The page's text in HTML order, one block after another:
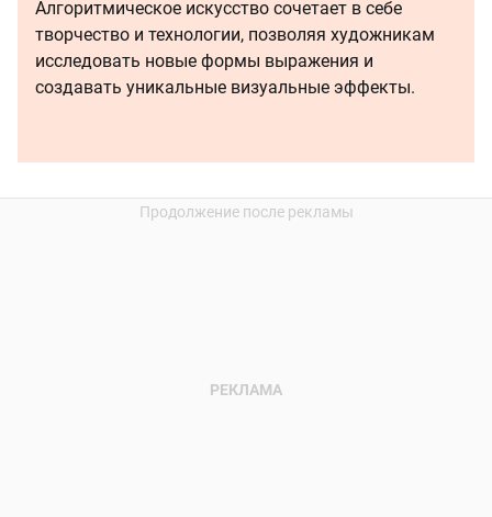
Алгоритмическое искусство сочетает в себе
творчество и технологии, позволяя художникам
исследовать новые формы выражения и
создавать уникальные визуальные эффекты.